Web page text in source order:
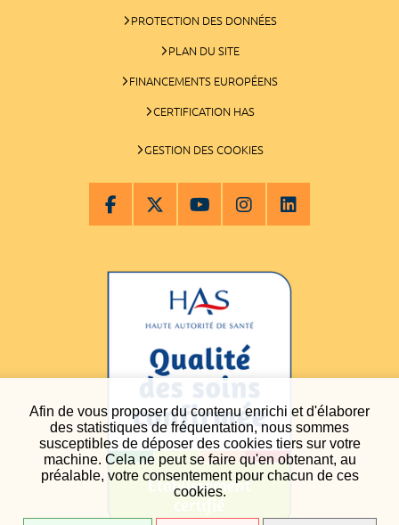
Afin de vous proposer du contenu enrichi et d'élaborer
des statistiques de fréquentation, nous sommes
susceptibles de déposer des cookies tiers sur votre
machine. Cela ne peut se faire qu'en obtenant, au
préalable, votre consentement pour chacun de ces
cookies.
PROTECTION DES DONNÉES
PLAN DU SITE
FINANCEMENTS EUROPÉENS
CERTIFICATION HAS
GESTION DES COOKIES